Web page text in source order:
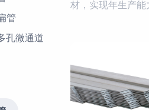
材，实现年生产能
管
孔微通道